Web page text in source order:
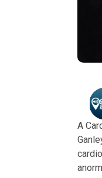
A